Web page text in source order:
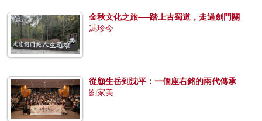
金秋文化之旅──踏上古蜀道，走過劍門關
馮珍今
從顧生岳到沈平：一個座右銘的兩代傳承
劉家美